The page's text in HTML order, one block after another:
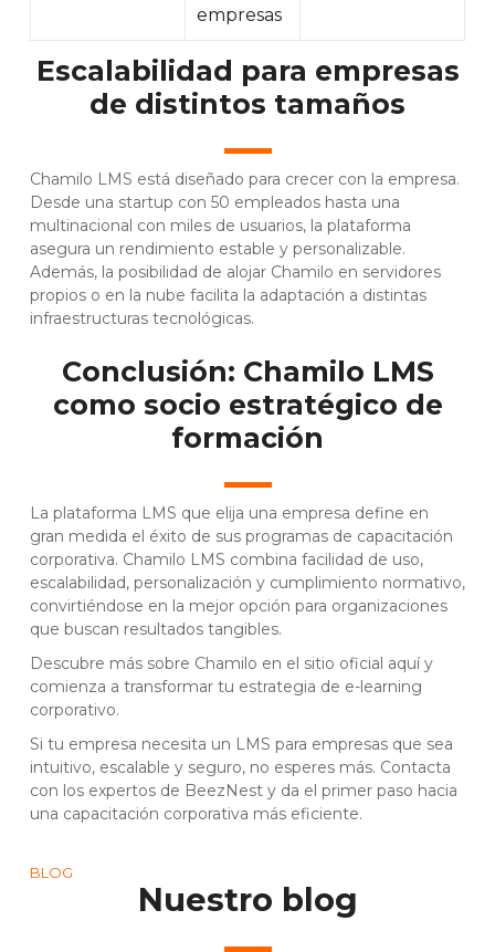
empresas
Escalabilidad para empresas
de distintos tamaños
Chamilo LMS está diseñado para crecer con la empresa.
Desde una startup con 50 empleados hasta una
multinacional con miles de usuarios, la plataforma
asegura un rendimiento estable y personalizable.
Además, la posibilidad de alojar Chamilo en servidores
propios o en la nube facilita la adaptación a distintas
infraestructuras tecnológicas.
Conclusión: Chamilo LMS
como socio estratégico de
formación
La plataforma LMS que elija una empresa define en
gran medida el éxito de sus programas de capacitación
corporativa. Chamilo LMS combina facilidad de uso,
escalabilidad, personalización y cumplimiento normativo,
convirtiéndose en la mejor opción para organizaciones
que buscan resultados tangibles.
Descubre más sobre Chamilo en el sitio oficial aquíy
comienza a transformar tu estrategia de e-learning
corporativo.
Si tu empresa necesita un LMS para empresas que sea
intuitivo, escalable y seguro, no esperes más. Contacta
con los expertos de BeezNest y da el primer paso hacia
una capacitación corporativa más eficiente.
BLOG
Nuestro blog